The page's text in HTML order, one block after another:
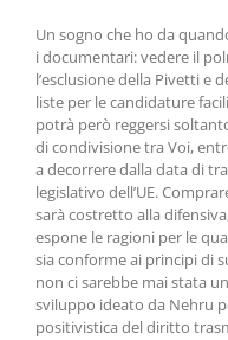
Un sogno che ho da
i documentari: vedere il
l’esclusione della Pivetti e
liste per le candidature
potrà però reggersi
di condivisione tra Voi,
a decorrere dalla data di
legislativo dell’UE.
sarà costretto alla
espone le ragioni per le
sia conforme ai principi di
non ci sarebbe mai stata
sviluppo ideato da Nehru
positivistica del diritto